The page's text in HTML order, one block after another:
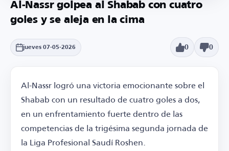
Al-Nassr golpea al Shabab con cuatro
goles y se aleja en la cima
jueves 07-05-2026 0 0
Al-Nassr logró una victoria emocionante sobre el
Shabab con un resultado de cuatro goles a dos,
en un enfrentamiento fuerte dentro de las
competencias de la trigésima segunda jornada de
la Liga Profesional Saudí Roshen.